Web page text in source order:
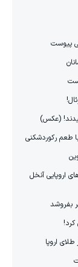
پیوست
(عکس)
طعم رکوردشکنی
اروپایی آنخل
بفروشد